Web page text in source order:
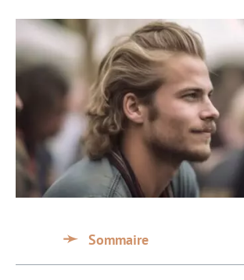
Sommaire